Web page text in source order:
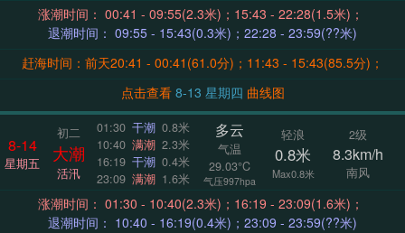
涨潮时间： 00:41 - 09:55(2.3米)；15:43 - 22:28(1.5米)；
退潮时间： 09:55 - 15:43(0.3米)；22:28 - 23:59(??米)
赶海时间：前天20:41 - 00:41(61.0分)；11:43 - 15:43(85.5分)；
点击查看
8-13 星期四 曲线图
8-14
星期五
初二
大潮
活汛
01:30 干潮 0.8米
10:40 满潮 2.3米
16:19 干潮 0.4米
23:09 满潮 1.6米
多云
气温
29.03°C
气压997hpa
轻浪
0.8米
Max0.8米
2级
8.3km/h
南风
涨潮时间： 01:30 - 10:40(2.3米)；16:19 - 23:09(1.6米)；
退潮时间： 10:40 - 16:19(0.4米)；23:09 - 23:59(??米)